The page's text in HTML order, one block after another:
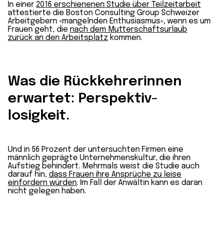
In einer 2016 erschienenen Studie über Teilzeit­arbeit
attestierte die Boston Consulting Group Schweizer
Arbeit­gebern «mangelnden Enthusiasmus», wenn es um
Frauen geht, die nach dem Mutterschaftsurlaub
zurück an den Arbeitsplatz kommen.
Was die Rück­kehrerinnen
erwartet: Perspektiv­
losigkeit.
Und in 56 Prozent der untersuchten Firmen eine
männlich geprägte Unternehmens­kultur, die ihren
Aufstieg behindert. Mehrmals weist die Studie auch
darauf hin, dass Frauen ihre Ansprüche zu leise
einfordern würden. Im Fall der Anwältin kann es daran
nicht gelegen haben.